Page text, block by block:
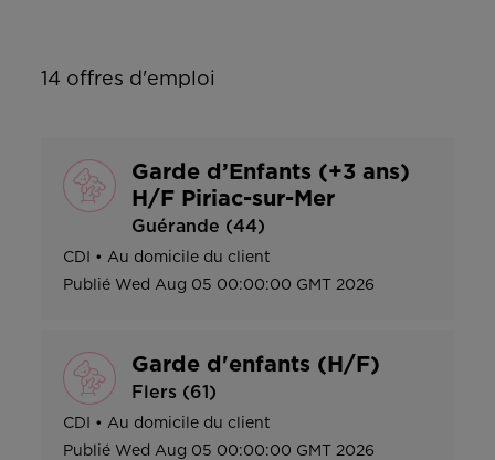
14 offres d'emploi
Garde d’Enfants (+3 ans)
H/F Piriac-sur-Mer
Guérande (44)
CDI • Au domicile du client
Publié Wed Aug 05 00:00:00 GMT 2026
Garde d'enfants (H/F)
Flers (61)
CDI • Au domicile du client
Publié Wed Aug 05 00:00:00 GMT 2026